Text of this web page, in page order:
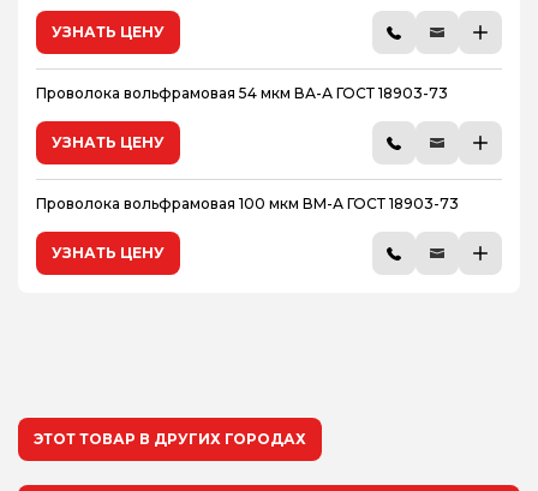
УЗНАТЬ ЦЕНУ
Проволока вольфрамовая 54 мкм ВА-А ГОСТ 18903-73
УЗНАТЬ ЦЕНУ
Проволока вольфрамовая 100 мкм ВМ-А ГОСТ 18903-73
УЗНАТЬ ЦЕНУ
ЭТОТ ТОВАР В ДРУГИХ ГОРОДАХ